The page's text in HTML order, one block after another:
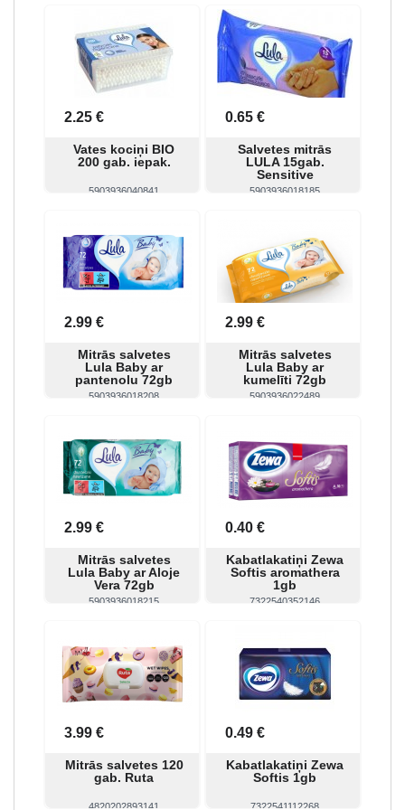
2.25 €
Vates kociņi BIO
200 gab. iepak.
5903936040841
0.65 €
Salvetes mitrās
LULA 15gab.
Sensitive
5903936018185
2.99 €
Mitrās salvetes
Lula Baby ar
pantenolu 72gb
5903936018208
2.99 €
Mitrās salvetes
Lula Baby ar
kumelīti 72gb
5903936022489
2.99 €
Mitrās salvetes
Lula Baby ar Aloje
Vera 72gb
5903936018215
0.40 €
Kabatlakatiņi Zewa
Softis aromathera
1gb
7322540352146
3.99 €
Mitrās salvetes 120
gab. Ruta
4820202893141
0.49 €
Kabatlakatiņi Zewa
Softis 1gb
7322541112268